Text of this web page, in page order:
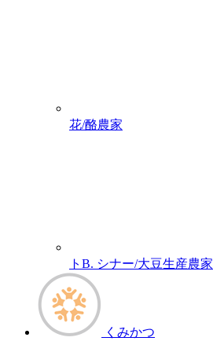
花/酪農家
トB. シナー/大豆生産農家
くみかつ